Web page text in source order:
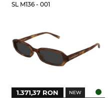
SL M136 - 001
1.371,37 RON